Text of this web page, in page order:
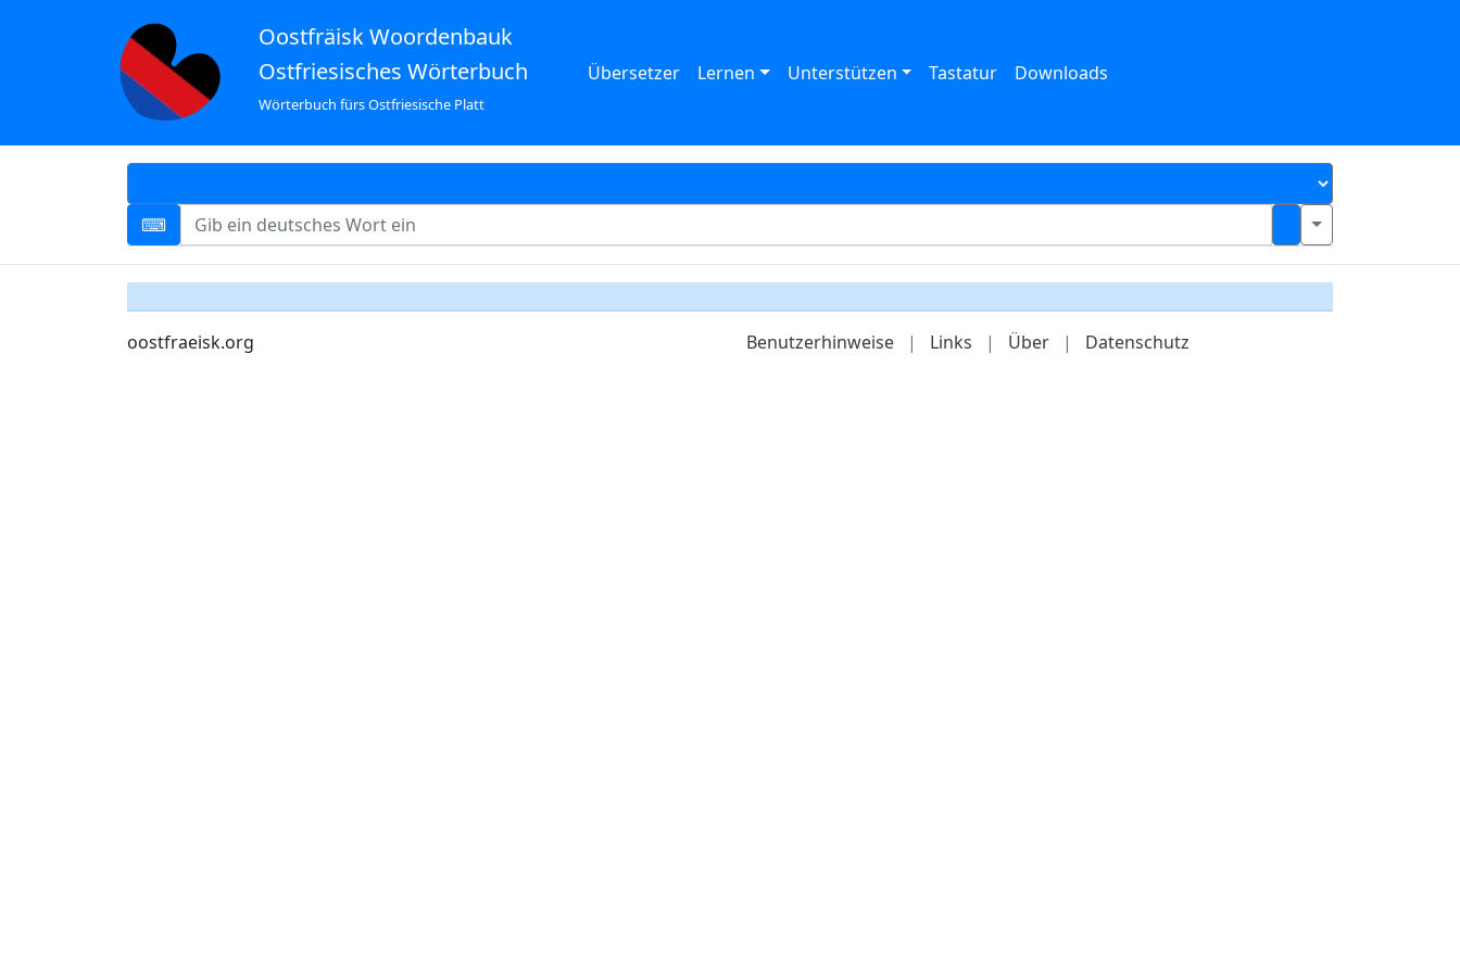
Oostfräisk Woordenbauk
Ostfriesisches Wörterbuch
Wörterbuch fürs Ostfriesische Platt
Übersetzer Lernen Unterstützen Tastatur Downloads
oostfraeisk.org Benutzerhinweise | Links | Über | Datenschutz